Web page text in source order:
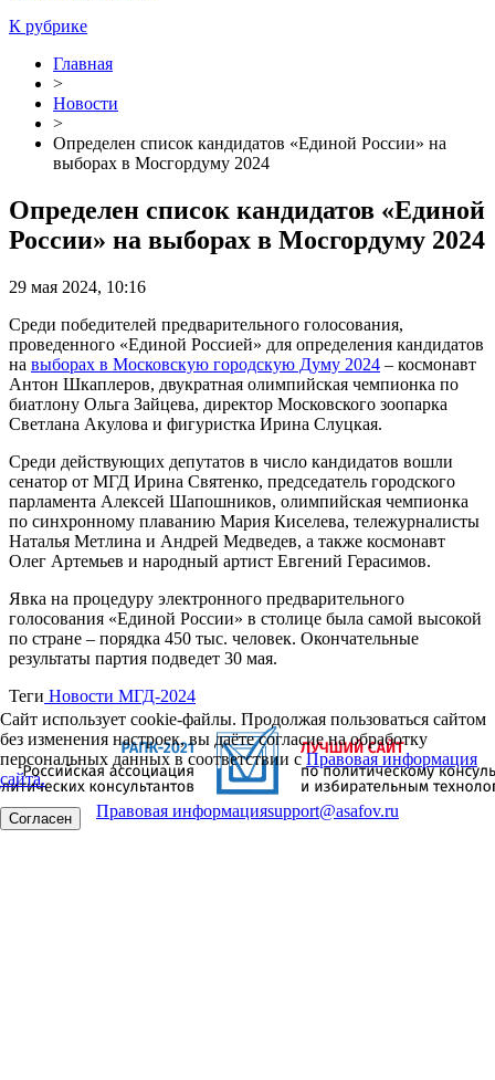
К рубрике
Главная
>
Новости
>
Определен список кандидатов «Единой России» на
выборах в Мосгордуму 2024
Определен список кандидатов «Единой
России» на выборах в Мосгордуму 2024
29 мая 2024, 10:16
Cреди победителей предварительного голосования,
проведенного «Единой Россией» для определения кандидатов
на выборах в Московскую городскую Думу 2024 – космонавт
Антон Шкаплеров, двукратная олимпийская чемпионка по
биатлону Ольга Зайцева, директор Московского зоопарка
Светлана Акулова и фигуристка Ирина Слуцкая.
Среди действующих депутатов в число кандидатов вошли
сенатор от МГД Ирина Святенко, председатель городского
парламента Алексей Шапошников, олимпийская чемпионка
по синхронному плаванию Мария Киселева, тележурналисты
Наталья Метлина и Андрей Медведев, а также космонавт
Олег Артемьев и народный артист Евгений Герасимов.
Явка на процедуру электронного предварительного
голосования «Единой России» в столице была самой высокой
по стране – порядка 450 тыс. человек. Окончательные
результаты партия подведет 30 мая.
Теги Новости МГД-2024
Сайт использует cookie-файлы. Продолжая пользоваться сайтом
без изменения настроек, вы даёте согласие на обработку
персональных данных в соответствии сПравовая информация
сайта.
Согласен Правовая информацияsupport@asafov.ru